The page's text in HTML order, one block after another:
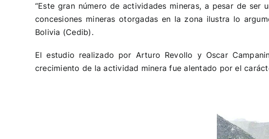
“Este gran número de actividades mineras, a pesar de ser
concesiones mineras otorgadas en la zona ilustra lo
Bolivia (Cedib).
El estudio realizado por Arturo Revollo y Oscar
crecimiento de la actividad minera fue alentado por el